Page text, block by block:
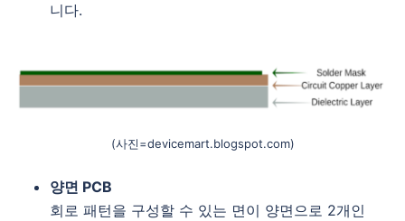
니다.
(사진=devicemart.blogspot.com)
양면 PCB
회로 패턴을 구성할 수 있는 면이 양면으로 2개인